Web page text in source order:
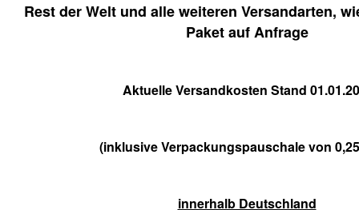
Rest der Welt und alle weiteren Versandarten,
Paket auf Anfrage
Aktuelle Versandkosten Stand
(inklusive Verpackungspauschale von
innerhalb Deutschland